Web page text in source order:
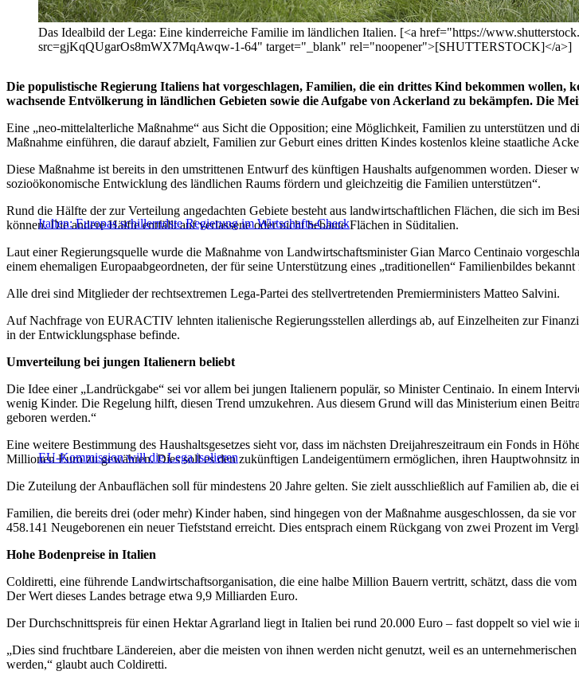
Das Idealbild der Lega: Eine kinderreiche Familie im ländlichen Italien. [<a href="https://
src=gjKqQUgarOs8mWX7MqAwqw-1-64" target="_blank" rel="noopener">[SHUTTERSTOCK]</a>]
Die populistische Regierung Italiens hat vorgeschlagen, Familien, die ein drittes Kind bekommen wollen,
wachsende Entvölkerung in ländlichen Gebieten sowie die Aufgabe von Ackerland zu bekämpfen. Die
Eine „neo-mittelalterliche Maßnahme“ aus Sicht die Opposition; eine Möglichkeit, Familien zu unterstützen
Maßnahme einführen, die darauf abzielt, Familien zur Geburt eines dritten Kindes kostenlos kleine staatliche
Diese Maßnahme ist bereits in den umstrittenen Entwurf des künftigen Haushalts aufgenommen worden.
sozioökonomische Entwicklung des ländlichen Raums fördern und gleichzeitig die Familien unterstützen“.
Italien: Europas schillerndste Regierung im Wirtschafts-Check
Rund die Hälfte der zur Verteilung angedachten Gebiete besteht aus landwirtschaftlichen Flächen, die sich im
können. Die andere Hälfte entfällt auf verlassene oder nicht bebaute Flächen in Süditalien.
Laut einer Regierungsquelle wurde die Maßnahme von Landwirtschaftsminister Gian Marco Centinaio
einem ehemaligen Europaabgeordneten, der für seine Unterstützung eines „traditionellen“ Familienbildes bekannt
Alle drei sind Mitglieder der rechtsextremen Lega-Partei des stellvertretenden Premierministers Matteo Salvini.
Auf Nachfrage von EURACTIV lehnten italienische Regierungsstellen allerdings ab, auf Einzelheiten zur
in der Entwicklungsphase befinde.
Umverteilung bei jungen Italienern beliebt
Die Idee einer „Landrückgabe“ sei vor allem bei jungen Italienern populär, so Minister Centinaio. In einem
wenig Kinder. Die Regelung hilft, diesen Trend umzukehren. Aus diesem Grund will das Ministerium einen
geboren werden.“
EU-Kommission will die Lega isolieren
Eine weitere Bestimmung des Haushaltsgesetzes sieht vor, dass im nächsten Dreijahreszeitraum ein Fonds in
Millionen Euro zu gewähren. Dies soll es den zukünftigen Landeigentümern ermöglichen, ihren Hauptwohnsitz
Die Zuteilung der Anbauflächen soll für mindestens 20 Jahre gelten. Sie zielt ausschließlich auf Familien ab, die
Familien, die bereits drei (oder mehr) Kinder haben, sind hingegen von der Maßnahme ausgeschlossen, da sie
458.141 Neugeborenen ein neuer Tiefststand erreicht. Dies entsprach einem Rückgang von zwei Prozent im
Hohe Bodenpreise in Italien
Coldiretti, eine führende Landwirtschaftsorganisation, die eine halbe Million Bauern vertritt, schätzt, dass die
Der Wert dieses Landes betrage etwa 9,9 Milliarden Euro.
Der Durchschnittspreis für einen Hektar Agrarland liegt in Italien bei rund 20.000 Euro – fast doppelt so viel
„Dies sind fruchtbare Ländereien, aber die meisten von ihnen werden nicht genutzt, weil es an
werden,“ glaubt auch Coldiretti.